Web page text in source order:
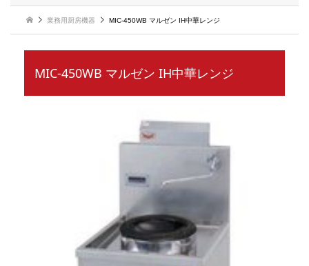
業務用厨房機器 MIC-450WB マルゼン IH中華レンジ
MIC-450WB マルゼン IH中華レンジ